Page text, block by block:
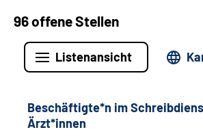
96 offene Stellen
Listenansicht
Beschäftigte*n im
Ärzt*innen